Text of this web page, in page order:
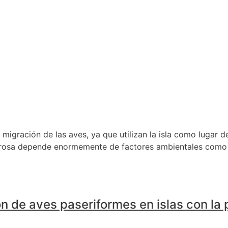
de las aves, ya que utilizan la isla como lugar
depende enormemente de factores ambientales
de aves paseriformes en islas con la